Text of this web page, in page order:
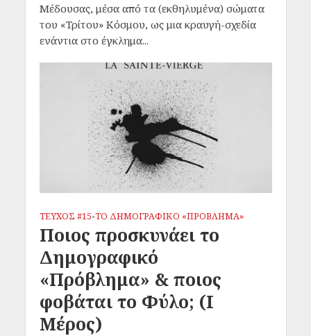
Μέδουσας, μέσα από τα (εκθηλυμένα) σώματα
του «Τρίτου» Κόσμου, ως μια κραυγή-σχεδία
ενάντια στο έγκλημα...
ΤΕΥΧΟΣ #15•ΤΟ ΔΗΜΟΓΡΑΦΙΚΟ «ΠΡΟΒΛΗΜΑ»
Ποιος προσκυνάει το
Δημογραφικό
«Πρόβλημα» & ποιος
φοβάται το Φύλο; (Ι
Μέρος)